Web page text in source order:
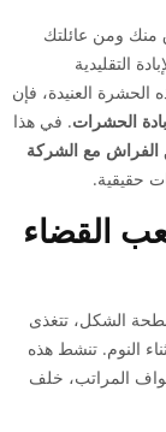
منك ومن عائلتك
التقليدية
الحشرة العنيدة، فإن
الحشرات. في هذا
الفراش مع الشركة
حقيقية.
القضاء
الشكل، تتغذى
النوم. تنشط هذه
المراتب، خلف